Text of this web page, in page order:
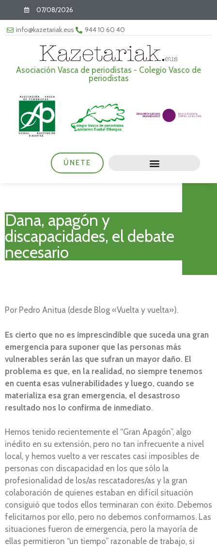
07/08/2026
info@kazetariak.eus 944 10 60 40
Asociación Vasca de periodistas - Colegio Vasco de
periodistas
ÚNETE
Dana, apagón y
discapacidades, el debate
necesario
Por Pedro Anitua (desde Blog «Vuelta y vuelta»).
Es cierto que no es imprescindible que suceda una gran
emergencia para suponer que las personas más
vulnerables serán las que sufran un mayor daño. El
problema es que, en la realidad, no siempre tenemos
en cuenta esas vulnerabilidades y luego, cuando se
materializa esa gran emergencia, el desastroso
resultado nos lo confirma de inmediato.
Hemos tenido recientemente el “Gran Apagón”, algo
inédito en su extensión, pero no tan infrecuente a nivel
local, y hemos vuelto a ver rescates casi imposibles de
personas con discapacidad en los que sólo la
profesionalidad de los/as rescatadores/as y la gran
colaboración de quienes estaban en difícil situación
consiguió que todos ellos terminaran con éxito. Debemos
felicitarnos por ello, pero no debemos conformarnos. Las
situaciones fueron de emergencia, pero la mayoría de
ellas permitieron “un tiempo” razonable de trabajo, si